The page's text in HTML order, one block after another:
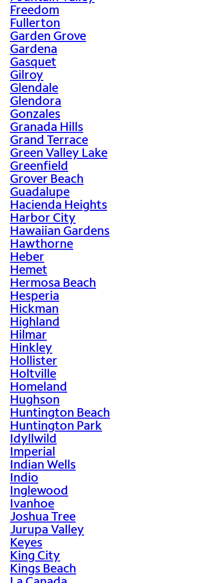
Freedom
Fullerton
Garden Grove
Gardena
Gasquet
Gilroy
Glendale
Glendora
Gonzales
Granada Hills
Grand Terrace
Green Valley Lake
Greenfield
Grover Beach
Guadalupe
Hacienda Heights
Harbor City
Hawaiian Gardens
Hawthorne
Heber
Hemet
Hermosa Beach
Hesperia
Hickman
Highland
Hilmar
Hinkley
Hollister
Holtville
Homeland
Hughson
Huntington Beach
Huntington Park
Idyllwild
Imperial
Indian Wells
Indio
Inglewood
Ivanhoe
Joshua Tree
Jurupa Valley
Keyes
King City
Kings Beach